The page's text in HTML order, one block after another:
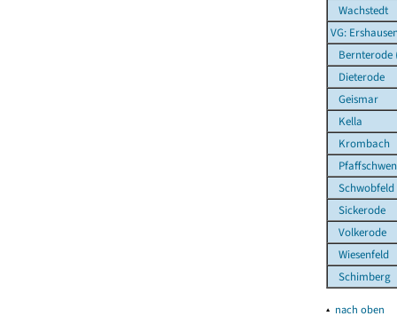
Wachstedt
VG:
Bernterode
Dieterode
Geismar
Kella
Krombach
Schwobfeld
Sickerode
Volkerode
Wiesenfeld
Schimberg
▴ nach oben